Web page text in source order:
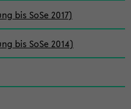
bis SoSe 2017)
bis SoSe 2014)